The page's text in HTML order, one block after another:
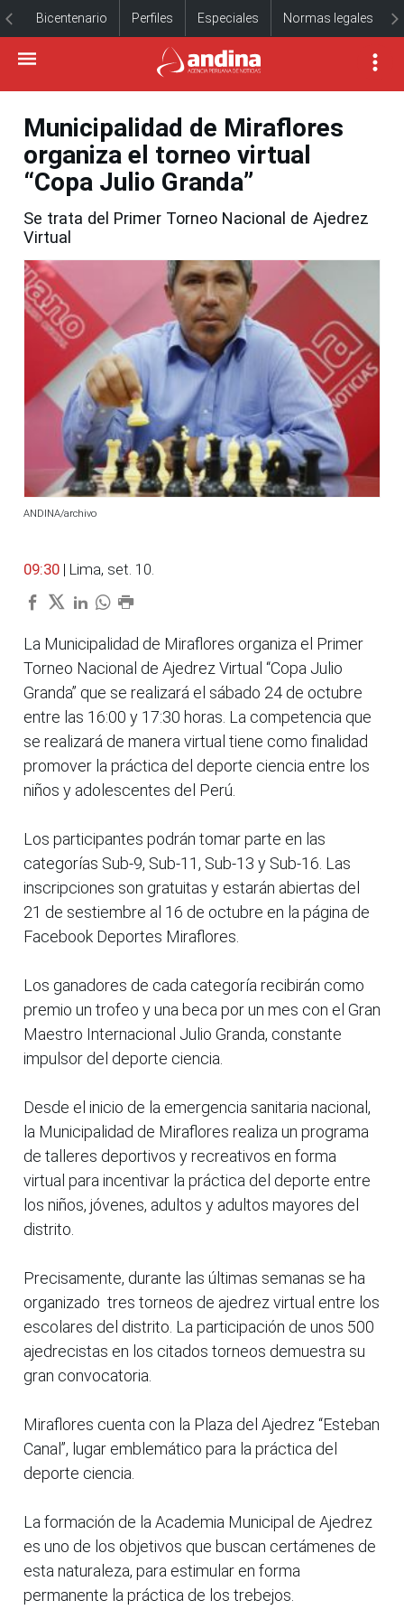
Bicentenario Perfiles Especiales Normas legales
Municipalidad de Miraflores
organiza el torneo virtual
“Copa Julio Granda”
Se trata del Primer Torneo Nacional de Ajedrez
Virtual
ANDINA/archivo
09:30 | Lima, set. 10.
La Municipalidad de Miraflores organiza el Primer
Torneo Nacional de Ajedrez Virtual “Copa Julio
Granda” que se realizará el sábado 24 de octubre
entre las 16:00 y 17:30 horas. La competencia que
se realizará de manera virtual tiene como finalidad
promover la práctica del deporte ciencia entre los
niños y adolescentes del Perú.
Los participantes podrán tomar parte en las
categorías Sub-9, Sub-11, Sub-13 y Sub-16. Las
inscripciones son gratuitas y estarán abiertas del
21 de sestiembre al 16 de octubre en la página de
Facebook Deportes Miraflores.
Los ganadores de cada categoría recibirán como
premio un trofeo y una beca por un mes con el Gran
Maestro Internacional Julio Granda, constante
impulsor del deporte ciencia.
Desde el inicio de la emergencia sanitaria nacional,
la Municipalidad de Miraflores realiza un programa
de talleres deportivos y recreativos en forma
virtual para incentivar la práctica del deporte entre
los niños, jóvenes, adultos y adultos mayores del
distrito.
Precisamente, durante las últimas semanas se ha
organizado tres torneos de ajedrez virtual entre los
escolares del distrito. La participación de unos 500
ajedrecistas en los citados torneos demuestra su
gran convocatoria.
Miraflores cuenta con la Plaza del Ajedrez “Esteban
Canal”, lugar emblemático para la práctica del
deporte ciencia.
La formación de la Academia Municipal de Ajedrez
es uno de los objetivos que buscan certámenes de
esta naturaleza, para estimular en forma
permanente la práctica de los trebejos.